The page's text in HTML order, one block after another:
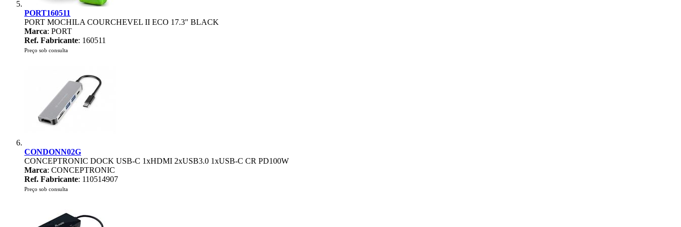
PORT160511
PORT MOCHILA COURCHEVEL II ECO 17.3" BLACK
Marca: PORT
Ref. Fabricante: 160511
Preço sob consulta
CONDONN02G
CONCEPTRONIC DOCK USB-C 1xHDMI 2xUSB3.0 1xUSB-C CR PD100W
Marca: CONCEPTRONIC
Ref. Fabricante: 110514907
Preço sob consulta